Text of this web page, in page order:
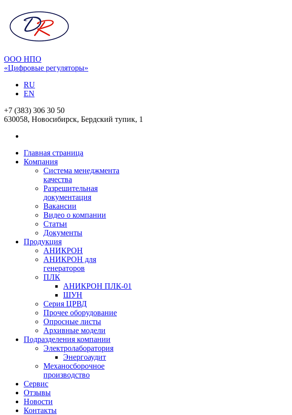
ООО НПО
«Цифровые регуляторы»
RU
EN
+7 (383) 306 30 50
630058, Новосибирск, Бердский тупик, 1
Главная страница
Компания
Система менеджмента
качества
Разрешительная
документация
Вакансии
Видео о компании
Статьи
Документы
Продукция
АНИКРОН
АНИКРОН для
генераторов
ПЛК
АНИКРОН ПЛК-01
ШУН
Серия ЦРВД
Прочее оборудование
Опросные листы
Архивные модели
Подразделения компании
Электролаборатория
Энергоаудит
Механосборочное
производство
Сервис
Отзывы
Новости
Контакты